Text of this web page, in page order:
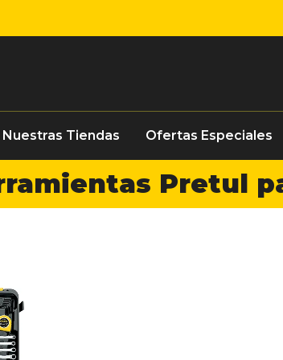
Nuestras Tiendas Ofertas Especiales
Pretul